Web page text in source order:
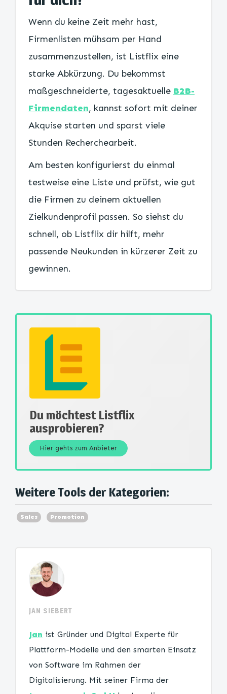
Wenn du keine Zeit mehr hast,
Firmenlisten mühsam per Hand
zusammenzustellen, ist Listflix eine
starke Abkürzung. Du bekommst
maßgeschneiderte, tagesaktuelle B2B-
Firmendaten, kannst sofort mit deiner
Akquise starten und sparst viele
Stunden Recherchearbeit.
Am besten konfigurierst du einmal
testweise eine Liste und prüfst, wie gut
die Firmen zu deinem aktuellen
Zielkundenprofil passen. So siehst du
schnell, ob Listflix dir hilft, mehr
passende Neukunden in kürzerer Zeit zu
gewinnen.
Du möchtest Listflix
ausprobieren?
Hier gehts zum Anbieter
Weitere Tools der Kategorien:
Sales Promotion
JAN SIEBERT
Jan ist Gründer und Digital Experte für
Plattform-Modelle und den smarten Einsatz
von Software im Rahmen der
Digitalisierung. Mit seiner Firma der